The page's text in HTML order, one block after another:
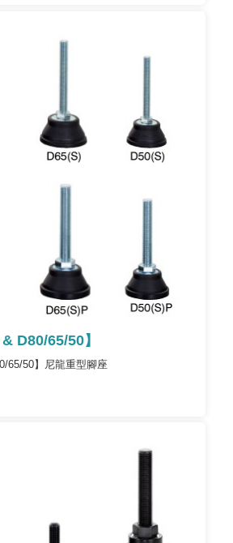
D80/65/50】
65/50】尼龍重型腳座